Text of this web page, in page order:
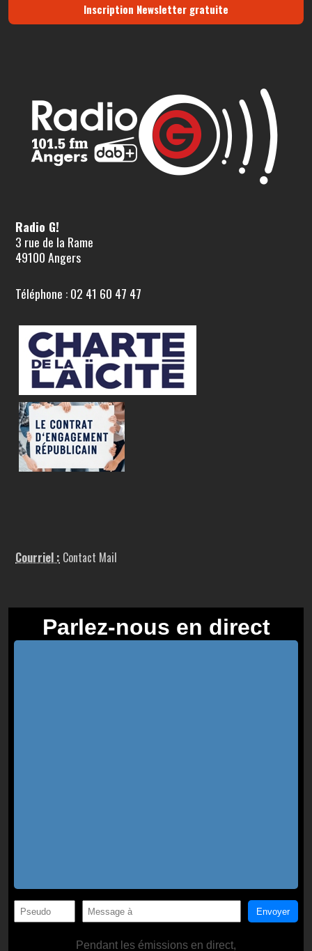
Inscription Newsletter gratuite
Radio G!
3 rue de la Rame
49100 Angers
Téléphone : 02 41 60 47 47
Courriel : Contact Mail